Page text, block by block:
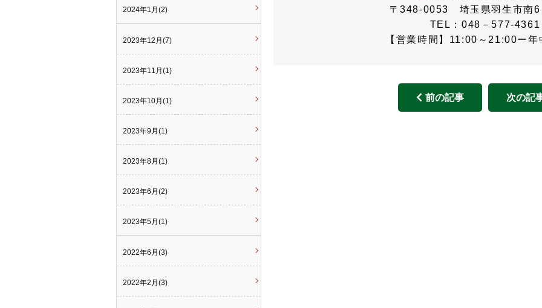
〒348-0053 埼玉県羽生市南6
TEL：048－577-4361
【営業時間】11:00～21:00ー
前の記事 次の記
2024年1月(2)
2023年12月(7)
2023年11月(1)
2023年10月(1)
2023年9月(1)
2023年8月(1)
2023年6月(2)
2023年5月(1)
2022年6月(3)
2022年2月(3)